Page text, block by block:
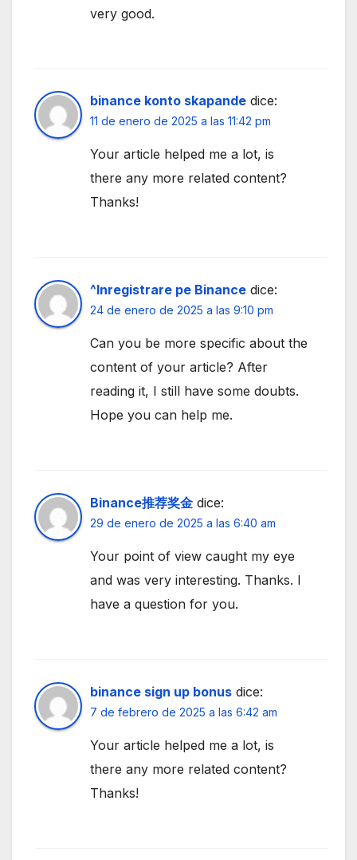
very good.
binance konto skapande dice:
11 de enero de 2025 a las 11:42 pm
Your article helped me a lot, is
there any more related content?
Thanks!
^Inregistrare pe Binance dice:
24 de enero de 2025 a las 9:10 pm
Can you be more specific about the
content of your article? After
reading it, I still have some doubts.
Hope you can help me.
Binance推荐奖金 dice:
29 de enero de 2025 a las 6:40 am
Your point of view caught my eye
and was very interesting. Thanks. I
have a question for you.
binance sign up bonus dice:
7 de febrero de 2025 a las 6:42 am
Your article helped me a lot, is
there any more related content?
Thanks!